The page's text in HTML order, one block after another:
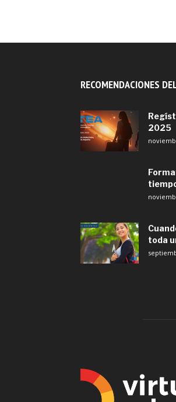
RECOMENDACIONES
2025
toda